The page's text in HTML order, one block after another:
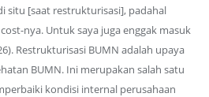
situ [saat restrukturisasi], padahal
nya. Untuk saya juga enggak masuk
Restrukturisasi BUMN adalah upaya
BUMN. Ini merupakan salah satu
kondisi internal perusahaan